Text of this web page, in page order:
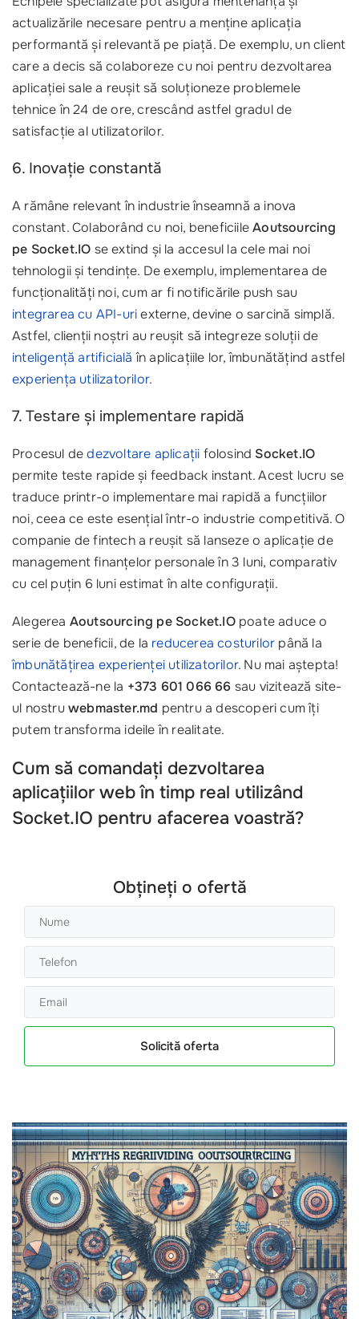
actualizările necesare pentru a menține aplicația
performantă și relevantă pe piață. De exemplu, un client
care a decis să colaboreze cu noi pentru dezvoltarea
aplicației sale a reușit să soluționeze problemele
tehnice în 24 de ore, crescând astfel gradul de
satisfacție al utilizatorilor.
6. Inovație constantă
A rămâne relevant în industrie înseamnă a inova
constant. Colaborând cu noi, beneficiileAoutsourcing
pe Socket.IO se extind și la accesul la cele mai noi
tehnologii și tendințe. De exemplu, implementarea de
funcționalități noi, cum ar fi notificările push sau
integrarea cu API-uriexterne, devine o sarcină simplă.
Astfel, clienții noștri au reușit să integreze soluții de
inteligență artificială în aplicațiile lor, îmbunătățind astfel
experiența utilizatorilor.
7. Testare și implementare rapidă
Procesul dedezvoltare aplicații folosind Socket.IO
permite teste rapide și feedback instant. Acest lucru se
traduce printr-o implementare mai rapidă a funcțiilor
noi, ceea ce este esențial într-o industrie competitivă. O
companie de fintech a reușit să lanseze o aplicație de
management finanțelor personale în 3 luni, comparativ
cu cel puțin 6 luni estimat în alte configurații.
Alegerea Aoutsourcing pe Socket.IOpoate aduce o
serie de beneficii, de la reducerea costurilor până la
îmbunătățirea experienței utilizatorilor. Nu mai aștepta!
Contactează-ne la +373 601 066 66 sau vizitează site-
ul nostruwebmaster.md pentru a descoperi cum îți
putem transforma ideile în realitate.
Cum să comandați dezvoltarea
aplicațiilor web în timp real utilizând
Socket.IO pentru afacerea voastră?
Obțineți o ofertă
Solicită oferta